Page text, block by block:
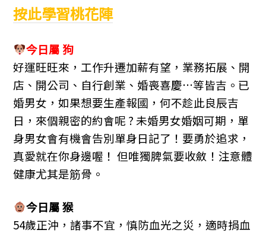
按此學習桃花陣
今日屬 狗
好運旺旺來，工作升遷加薪有望，業務拓展、開
店、開公司、自行創業、婚喪喜慶…等皆吉。已
婚男女，如果想要生產報國，何不趁此良辰吉
日，來個親密的約會呢 ? 未婚男女婚姻可期，單
身男女會有機會告別單身日記了！要勇於追求，
真愛就在你身邊喔！ 但唯獨脾氣要收斂！注意體
健康尤其是筋骨。
今日屬 猴
54歲正沖，諸事不宜，慎防血光之災，適時捐血